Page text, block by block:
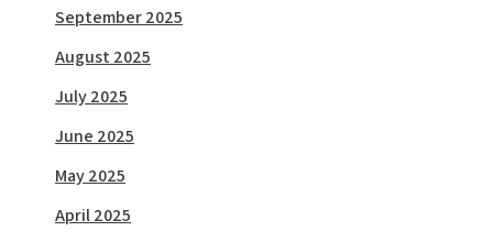
September 2025
August 2025
July 2025
June 2025
May 2025
April 2025